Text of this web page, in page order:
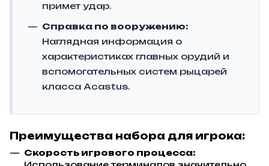
примет удар.
Справка по вооружению:
Наглядная информация о
характеристиках главных орудий и
вспомогательных систем рыцарей
класса Acastus.
Преимущества набора для игрока:
Скорость игрового процесса: